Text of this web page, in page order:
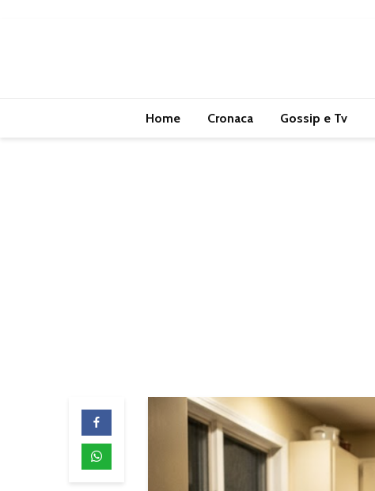
Home Cronaca Gossip e Tv